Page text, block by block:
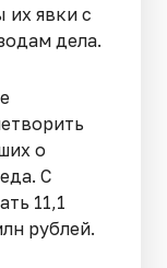
явки с
дела.
о
С
11,1
рублей.